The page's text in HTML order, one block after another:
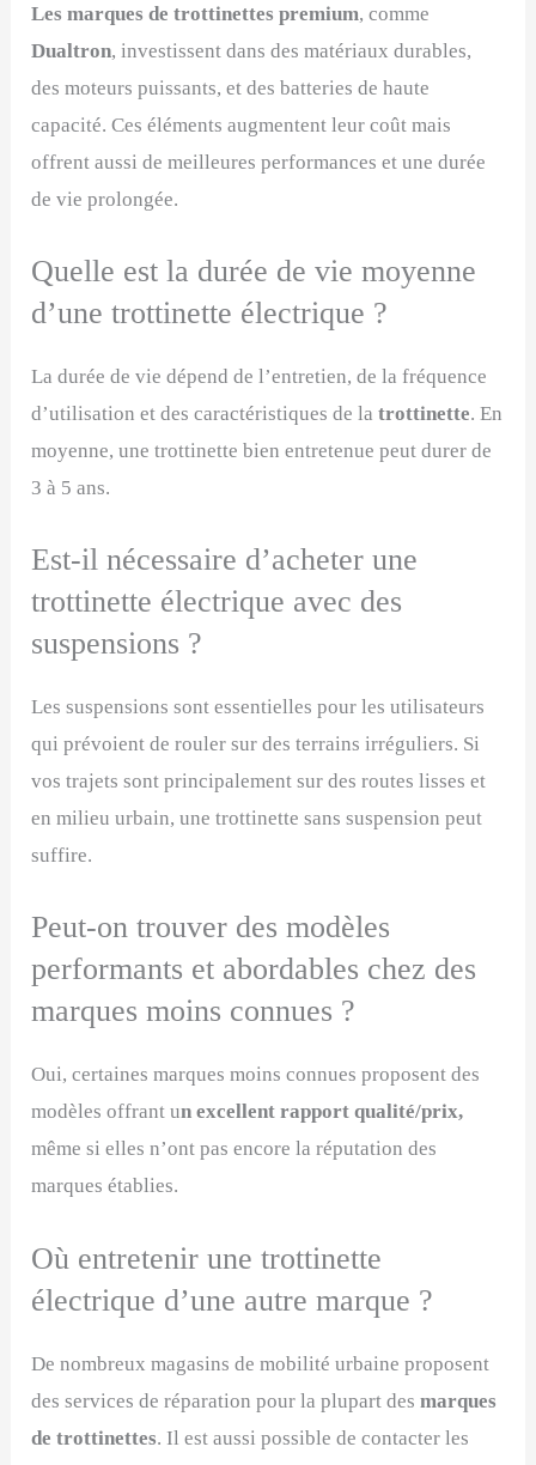
Les marques de trottinettes premium, comme
Dualtron, investissent dans des matériaux durables,
des moteurs puissants, et des batteries de haute
capacité. Ces éléments augmentent leur coût mais
offrent aussi de meilleures performances et une durée
de vie prolongée.
Quelle est la durée de vie moyenne
d’une trottinette électrique ?
La durée de vie dépend de l’entretien, de la fréquence
d’utilisation et des caractéristiques de latrottinette. En
moyenne, une trottinette bien entretenue peut durer de
3 à 5 ans.
Est-il nécessaire d’acheter une
trottinette électrique avec des
suspensions ?
Les suspensions sont essentielles pour les utilisateurs
qui prévoient de rouler sur des terrains irréguliers. Si
vos trajets sont principalement sur des routes lisses et
en milieu urbain, une trottinette sans suspension peut
suffire.
Peut-on trouver des modèles
performants et abordables chez des
marques moins connues ?
Oui, certaines marques moins connues proposent des
modèles offrant un excellent rapport qualité/prix,
même si elles n’ont pas encore la réputation des
marques établies.
Où entretenir une trottinette
électrique d’une autre marque ?
De nombreux magasins de mobilité urbaine proposent
des services de réparation pour la plupart desmarques
de trottinettes. Il est aussi possible de contacter les